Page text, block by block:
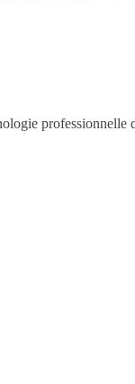
professionnelle